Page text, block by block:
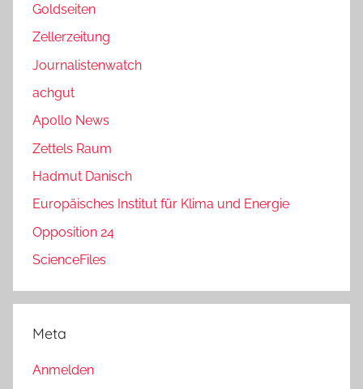
Goldseiten
Zellerzeitung
Journalistenwatch
achgut
Apollo News
Zettels Raum
Hadmut Danisch
Europäisches Institut für Klima und Energie
Opposition 24
ScienceFiles
Meta
Anmelden